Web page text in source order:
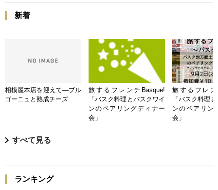
新着
相模屋本店を迎えて―ブル
ゴーニュと熟成チーズ
旅するフレンチBasque!
「バスク料理とバスクワイ
ンのペアリングディナー
会」
旅するフレン
「バスク料理
ンのペアリン
会」
すべて見る
ランキング